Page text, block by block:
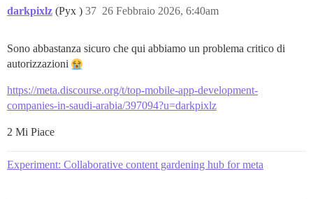
darkpixlz (Pyx ) 26 Febbraio 2026, 6:40am
37
Sono abbastanza sicuro che qui abbiamo un problema critico di
autorizzazioni
https://meta.discourse.org/t/top-mobile-app-development-
companies-in-saudi-arabia/397094?u=darkpixlz
2 Mi Piace
Experiment: Collaborative content gardening hub for meta